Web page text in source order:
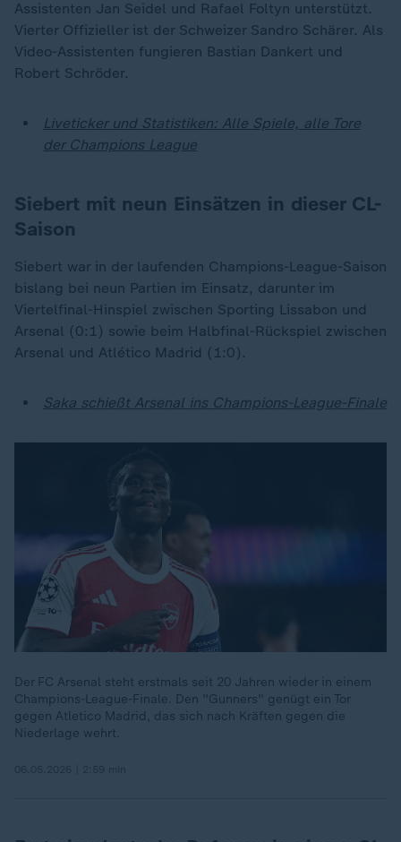
Assistenten Jan Seidel und Rafael Foltyn unterstützt.
Vierter Offizieller ist der Schweizer Sandro Schärer. Als
Video-Assistenten fungieren Bastian Dankert und
Robert Schröder.
Liveticker und Statistiken: Alle Spiele, alle Tore
der Champions League
Siebert mit neun Einsätzen in dieser CL-
Saison
Siebert war in der laufenden Champions-League-Saison
bislang bei neun Partien im Einsatz, darunter im
Viertelfinal-Hinspiel zwischen Sporting Lissabon und
Arsenal (0:1) sowie beim Halbfinal-Rückspiel zwischen
Arsenal und Atlético Madrid (1:0).
Saka schießt Arsenal ins Champions-League-Finale
Der FC Arsenal steht erstmals seit 20 Jahren wieder in einem
Champions-League-Finale. Den "Gunners" genügt ein Tor
gegen Atletico Madrid, das sich nach Kräften gegen die
Niederlage wehrt.